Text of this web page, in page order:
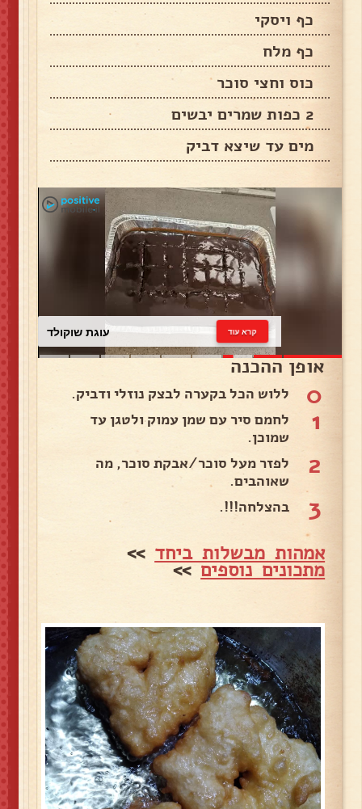
כף ויסקי
כף מלח
כוס וחצי סוכר
2 כפות שמרים יבשים
מים עד שיצא דביק
עוגת שוקולד קרא עוד
אופן ההכנה
0 ללוש הכל בקערה לבצק נוזלי ודביק.
1
לחמם סיר עם שמן עמוק ולטגן עד
שמוכן.
2
לפזר מעל סוכר/אבקת סוכר, מה
שאוהבים.
3 בהצלחה!!!.
אמהות מבשלות ביחד >>
מתכונים נוספים>>